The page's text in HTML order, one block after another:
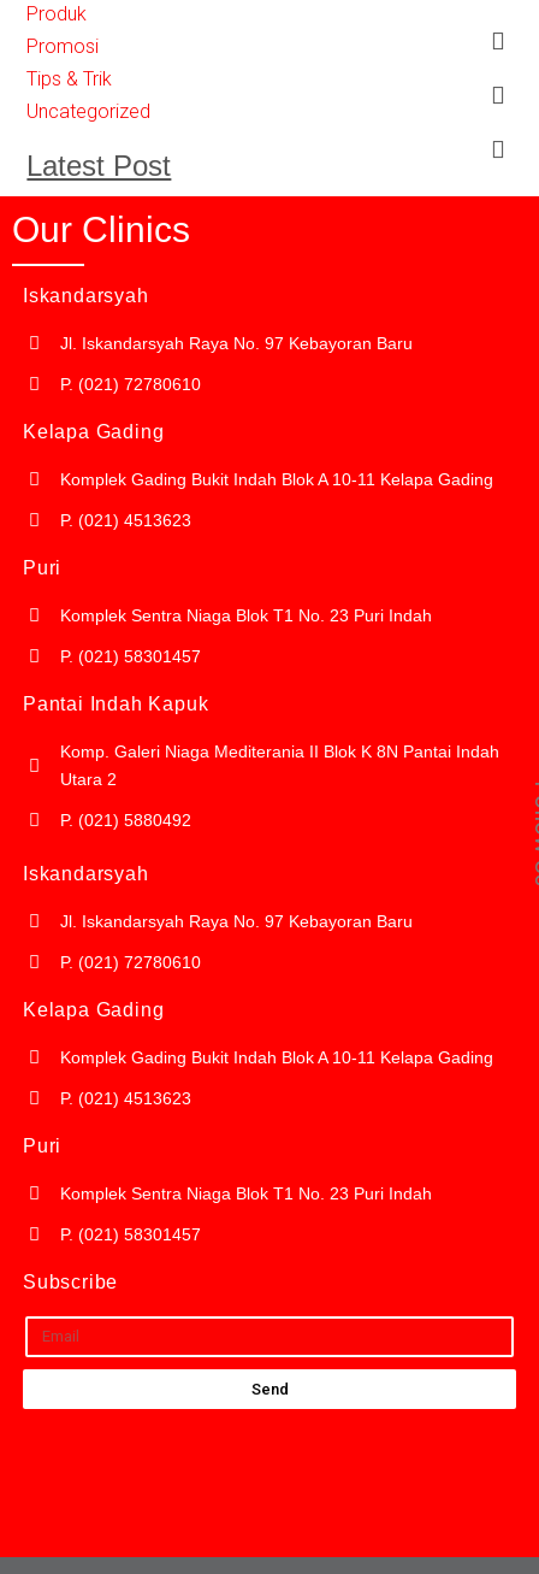
Produk
Promosi
Tips & Trik
Uncategorized
Latest Post
Our Clinics
Iskandarsyah
Jl. Iskandarsyah Raya No. 97 Kebayoran Baru
P. (021) 72780610
Kelapa Gading
Komplek Gading Bukit Indah Blok A 10-11 Kelapa Gading
P. (021) 4513623
Puri
Komplek Sentra Niaga Blok T1 No. 23 Puri Indah
P. (021) 58301457
Pantai Indah Kapuk
Komp. Galeri Niaga Mediterania II Blok K 8N Pantai Indah
Utara 2
P. (021) 5880492
Iskandarsyah
Jl. Iskandarsyah Raya No. 97 Kebayoran Baru
P. (021) 72780610
Kelapa Gading
Komplek Gading Bukit Indah Blok A 10-11 Kelapa Gading
P. (021) 4513623
Puri
Komplek Sentra Niaga Blok T1 No. 23 Puri Indah
P. (021) 58301457
Subscribe
Send